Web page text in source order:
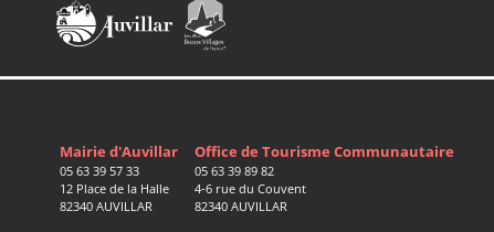
Mairie d'Auvillar
05 63 39 57 33
12 Place de la Halle
82340 AUVILLAR
Office de Tourisme Communautaire
05 63 39 89 82
4-6 rue du Couvent
82340 AUVILLAR